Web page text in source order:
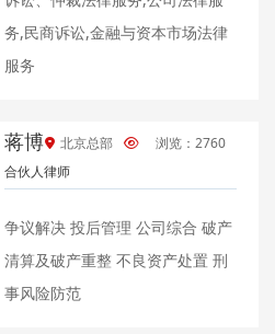
务,民商诉讼,金融与资本市场法律
服务
蒋博
合伙人律师
北京总部 浏览：2760
争议解决 投后管理 公司综合 破产
清算及破产重整 不良资产处置 刑
事风险防范